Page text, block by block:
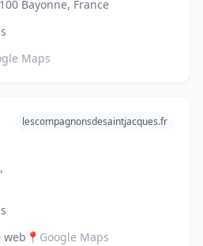
Bayonne, France
Maps
lescompagnonsdesaintjacques.fr
web 📍 Google Maps